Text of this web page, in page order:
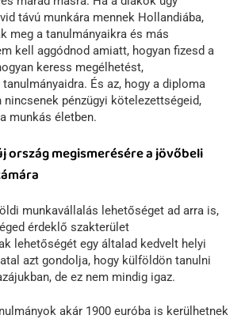
távú munkára mennek Hollandiába,
meg a tanulmányaikra és más
kell aggódnod amiatt, hogyan fizesd a
keress megélhetést,
És az, hogy a diploma
nincsenek pénzügyi kötelezettségeid,
munkás életben.
ország megismerésére a jövőbeli
munkavállalás lehetőséget ad arra is,
érdeklő szakterület
lehetőségét egy általad kedvelt helyi
azt gondolja, hogy külföldön tanulni
de ez nem mindig igaz.
akár 1900 euróba is kerülhetnek